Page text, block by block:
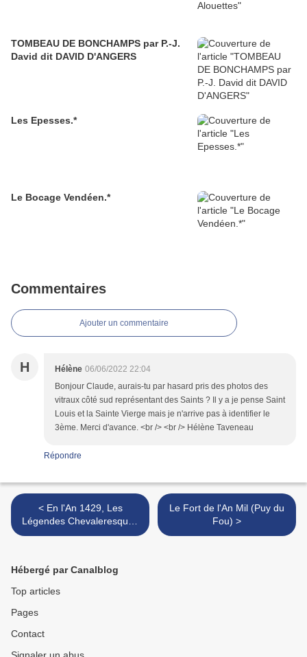
TOMBEAU DE BONCHAMPS par P.-J.
David dit DAVID D'ANGERS
Les Epesses.*
Le Bocage Vendéen.*
Commentaires
Ajouter un commentaire
H Hélène 06/06/2022 22:04
Bonjour Claude, aurais-tu par hasard pris des photos des
vitraux côté sud représentant des Saints ? Il y a je pense Saint
Louis et la Sainte Vierge mais je n'arrive pas à identifier le
3ème. Merci d'avance. <br /> <br /> Hélène Taveneau
Répondre
< En l'An 1429, Les
Légendes Chevaleresques
(Richard Liègeois)
Le Fort de l'An Mil (Puy du
Fou) >
Hébergé par Canalblog
Top articles
Pages
Contact